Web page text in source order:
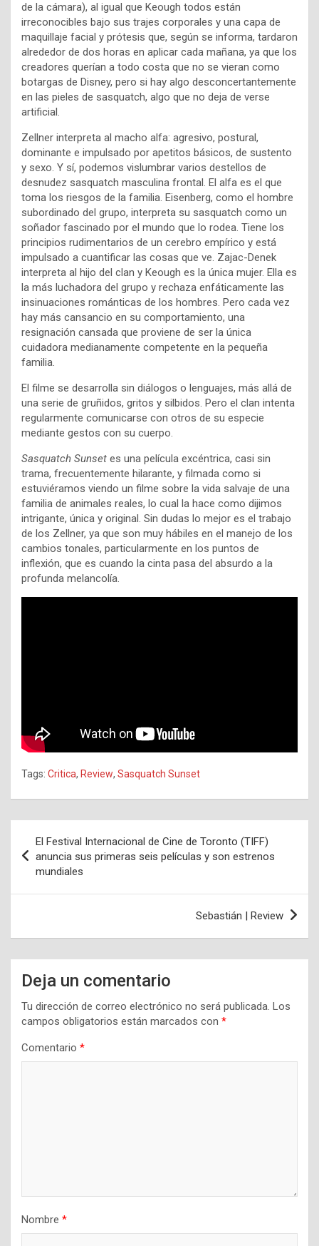
de la cámara), al igual que Keough todos están
irreconocibles bajo sus trajes corporales y una capa de
maquillaje facial y prótesis que, según se informa, tardaron
alrededor de dos horas en aplicar cada mañana, ya que los
creadores querían a todo costa que no se vieran como
botargas de Disney, pero si hay algo desconcertantemente
en las pieles de sasquatch, algo que no deja de verse
artificial.
Zellner interpreta al macho alfa: agresivo, postural,
dominante e impulsado por apetitos básicos, de sustento
y sexo. Y sí, podemos vislumbrar varios destellos de
desnudez sasquatch masculina frontal. El alfa es el que
toma los riesgos de la familia. Eisenberg, como el hombre
subordinado del grupo, interpreta su sasquatch como un
soñador fascinado por el mundo que lo rodea. Tiene los
principios rudimentarios de un cerebro empírico y está
impulsado a cuantificar las cosas que ve. Zajac-Denek
interpreta al hijo del clan y Keough es la única mujer. Ella es
la más luchadora del grupo y rechaza enfáticamente las
insinuaciones románticas de los hombres. Pero cada vez
hay más cansancio en su comportamiento, una
resignación cansada que proviene de ser la única
cuidadora medianamente competente en la pequeña
familia.
El filme se desarrolla sin diálogos o lenguajes, más allá de
una serie de gruñidos, gritos y silbidos. Pero el clan intenta
regularmente comunicarse con otros de su especie
mediante gestos con su cuerpo.
Sasquatch Sunset es una película excéntrica, casi sin
trama, frecuentemente hilarante, y filmada como si
estuviéramos viendo un filme sobre la vida salvaje de una
familia de animales reales, lo cual la hace como dijimos
intrigante, única y original. Sin dudas lo mejor es el trabajo
de los Zellner, ya que son muy hábiles en el manejo de los
cambios tonales, particularmente en los puntos de
inflexión, que es cuando la cinta pasa del absurdo a la
profunda melancolía.
Tags: Critica, Review, Sasquatch Sunset
de
entradas
El Festival Internacional de Cine de Toronto (TIFF)
anuncia sus primeras seis películas y son estrenos
mundiales
Sebastián | Review
Deja un comentario
Tu dirección de correo electrónico no será publicada. Los
campos obligatorios están marcados con *
Comentario *
Nombre *